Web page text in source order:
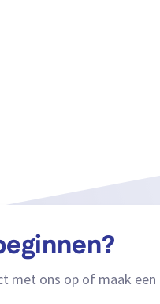
met ons op of maak een